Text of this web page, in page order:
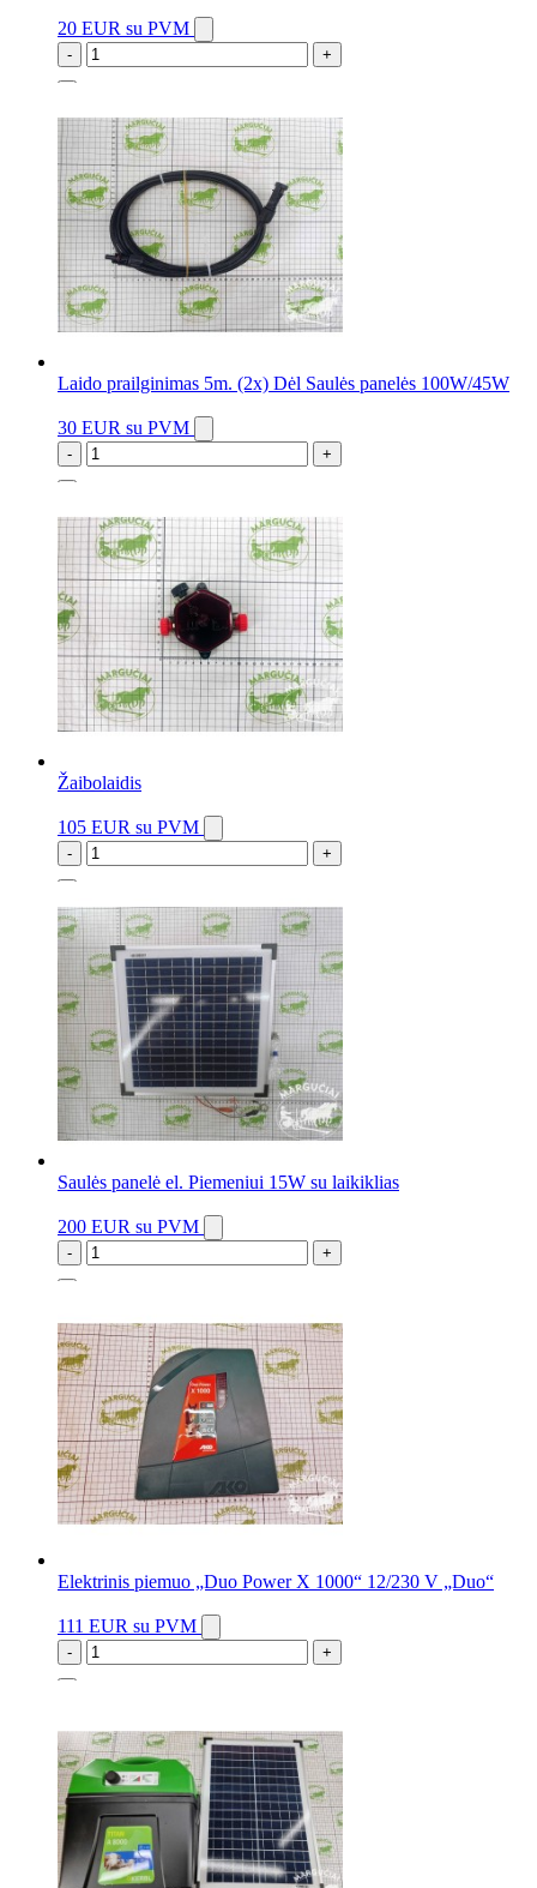
20 EUR su PVM
- +
Laido prailginimas 5m. (2x) Dėl Saulės panelės 100W/45W
30 EUR su PVM
- +
Žaibolaidis
105 EUR su PVM
- +
Saulės panelė el. Piemeniui 15W su laikiklias
200 EUR su PVM
- +
Elektrinis piemuo „Duo Power X 1000“ 12/230 V „Duo“
111 EUR su PVM
- +